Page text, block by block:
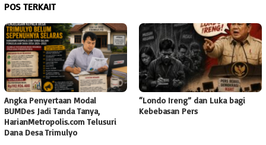
POS TERKAIT
Angka Penyertaan Modal
BUMDes Jadi Tanda Tanya,
HarianMetropolis.com Telusuri
Dana Desa Trimulyo
“Londo Ireng” dan Luka bagi
Kebebasan Pers